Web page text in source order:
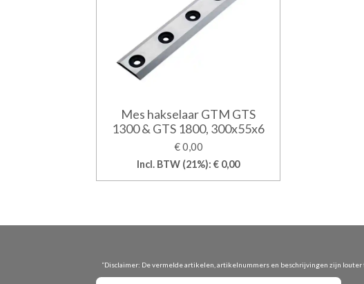
Mes hakselaar GTM GTS
1300 & GTS 1800, 300x55x6
€ 0,00
Incl. BTW (21%): € 0,00
“Disclaimer: De vermelde artikelen, artikelnummers en beschrijvingen zijn